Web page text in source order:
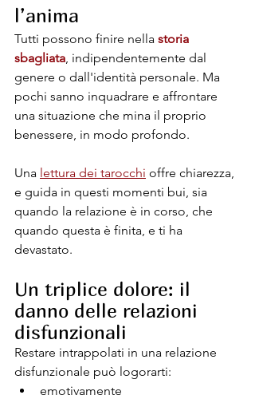
l’anima
Tutti possono finire nella storia
sbagliata, indipendentemente dal
genere o dall'identità personale. Ma
pochi sanno inquadrare e affrontare
una situazione che mina il proprio
benessere, in modo profondo.
Una lettura dei tarocchi offre chiarezza,
e guida in questi momenti bui, sia
quando la relazione è in corso, che
quando questa è finita, e ti ha
devastato.
Un triplice dolore: il
danno delle relazioni
disfunzionali
Restare intrappolati in una relazione
disfunzionale può logorarti:
emotivamente